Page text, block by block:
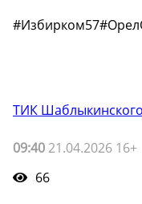
ТИК
09:40 21.04.2026 16+
66